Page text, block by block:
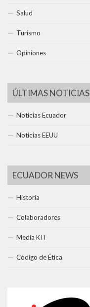
Salud
Turismo
Opiniones
ÚLTIMAS NOTICIAS
Noticias Ecuador
Noticias EEUU
ECUADOR NEWS
Historia
Colaboradores
Media KIT
Código de Ética